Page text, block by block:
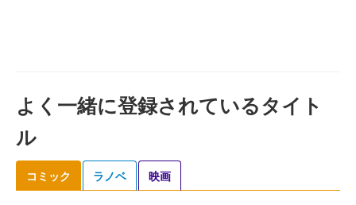
よく一緒に登録されているタイト
ル
コミック ラノベ 映画